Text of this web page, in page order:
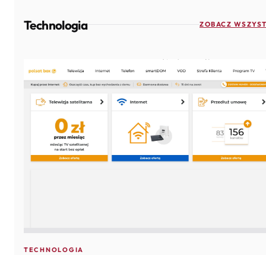
Technologia ZOBACZ
TECHNOLOGIA